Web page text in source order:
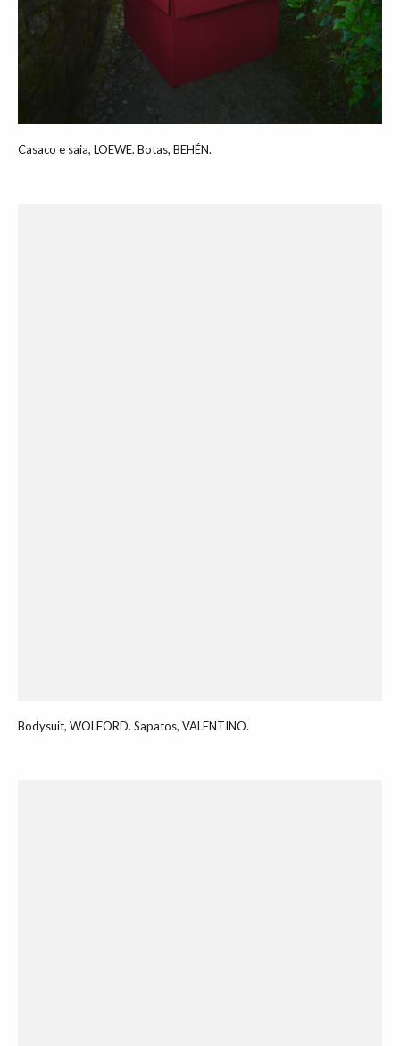
Casaco e saia, LOEWE. Botas, BEHÉN.
Bodysuit, WOLFORD. Sapatos, VALENTINO.